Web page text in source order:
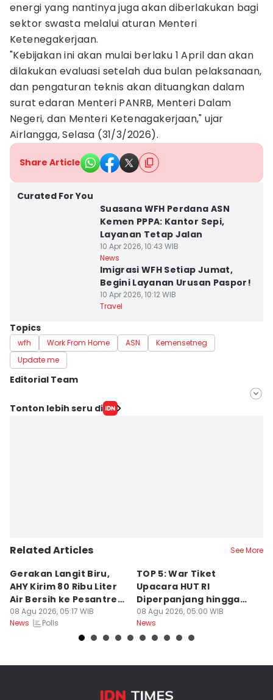
energi yang nantinya juga akan diberlakukan bagi
sektor swasta melalui aturan Menteri
Ketenegakerjaan.
"Kebijakan ini akan mulai berlaku 1 April dan akan
dilakukan evaluasi setelah dua bulan pelaksanaan,
dan pengaturan teknis akan dituangkan dalam
surat edaran Menteri PANRB, Menteri Dalam
Negeri, dan Menteri Ketenagakerjaan," ujar
Airlangga, Selasa (31/3/2026).
Share Article
Curated For You
Suasana WFH Perdana ASN
Kemen PPPA: Kantor Sepi,
Layanan Tetap Jalan
10 Apr 2026, 10:43 WIB
News
Imigrasi WFH Setiap Jumat,
Begini Layanan Urusan Paspor!
10 Apr 2026, 10:12 WIB
Travel
Topics
wfh Work From Home ASN
Kemensetneg
Update me
Editorial Team
Editor
Tonton lebih seru di
Related Articles See More
Gerakan Langit Biru,
AHY Kirim 80 Ribu Liter
Air Bersih ke Pesantren
Madura
08 Agu 2026, 05:17 WIB
News
Polls
TOP 5: War Tiket
Upacara HUT RI
Diperpanjang hingga
Prabowo Evaluasi Bahlil
08 Agu 2026, 05:00 WIB
News